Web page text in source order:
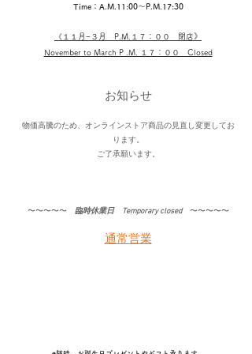
Time：A.M.11:00〜P.M.17:30
《１１ 月−３月​ P.M.１７：００ 閉店 》
November to March P .M. １７：００ Closed
お知らせ
物価高騰のため、オンラインストア商品の見直し変更してお
ります。
​ご了承願います。
〜〜〜〜〜​ 臨時休業日 Temporary closed〜〜〜〜〜
通常営業